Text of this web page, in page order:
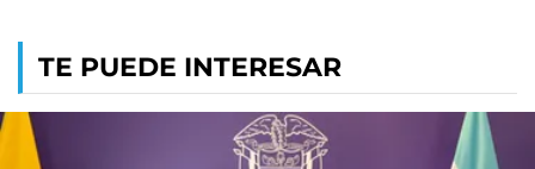
TE PUEDE INTERESAR